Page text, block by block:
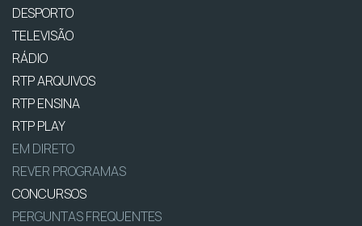
DESPORTO
TELEVISÃO
RÁDIO
RTP ARQUIVOS
RTP ENSINA
RTP PLAY
EM DIRETO
REVER PROGRAMAS
CONCURSOS
PERGUNTAS FREQUENTES